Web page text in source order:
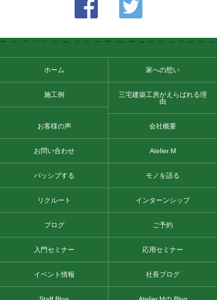
ホーム 家への想い
施工例
三宅建築工房がえらばれる理
由
お客様の声 会社概要
お問い合わせ Atelier.M
パッシブする モノを語る
リクルート インターンシップ
ブログ ご予約
入門セミナー 応用セミナー
イベント情報 社長ブログ